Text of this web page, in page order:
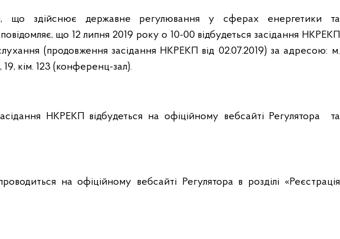
що здійснює державне регулювання у сферах енергетики та
що 12 липня 2019 року о 10-00 відбудеться засідання НКРЕКП
(продовження засідання НКРЕКП від 02.07.2019) за адресою: м.
19, кім. 123 (конференц-зал).
НКРЕКП відбудеться на офіційному вебсайті Регулятора та
на офіційному вебсайті Регулятора в розділі «Реєстрація